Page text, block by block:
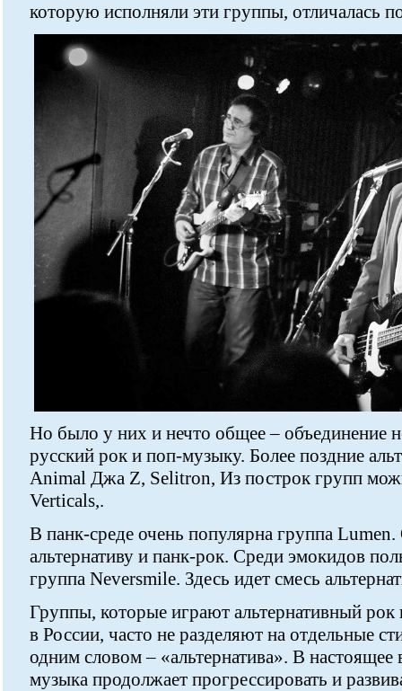
которую исполняли эти группы, отличалась
Но было у них и нечто общее – объединение
русский рок и поп-музыку. Более поздние
Animal Джа Z, Selitron, Из построк групп
Verticals,.
В панк-среде очень популярна группа
альтернативу и панк-рок. Среди эмокидов
группа Neversmile. Здесь идет смесь
Группы, которые играют альтернативный рок
в России, часто не разделяют на отдельные
одним словом – «альтернатива». В настоящее
музыка продолжает прогрессировать и